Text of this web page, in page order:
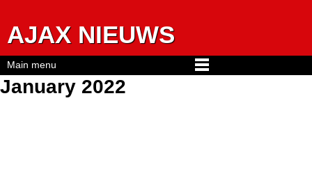
AJAX NIEUWS
January 2022
Main menu